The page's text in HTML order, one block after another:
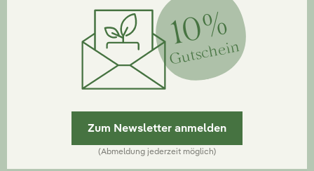
10%
Gutschein
Zum Newsletter anmelden
(Abmeldung jederzeit möglich)